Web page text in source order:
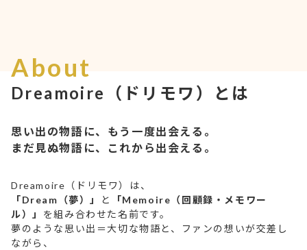
About
Dreamoire（ドリモワ）とは
思い出の物語に、もう一度出会える。
まだ見ぬ物語に、これから出会える。
Dreamoire（ドリモワ）は、
「Dream（夢）」
と
「Memoire（回顧録・メモワー
ル）」 を組み合わせた名前です。
夢のような思い出＝大切な物語と、ファンの想いが交差し
ながら、